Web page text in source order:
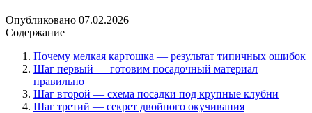
Опубликовано 07.02.2026
Содержание
Почему мелкая картошка — результат типичных ошибок
Шаг первый — готовим посадочный материал
правильно
Шаг второй — схема посадки под крупные клубни
Шаг третий — секрет двойного окучивания